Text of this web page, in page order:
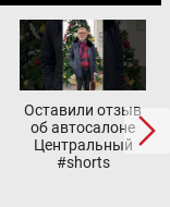
Оставили отзыв
об автосалоне
Центральный
#shorts